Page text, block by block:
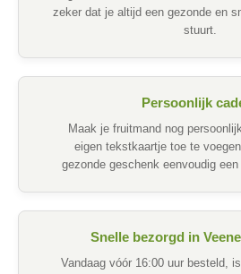
zeker dat je altijd een gezonde en
stuurt.
Persoonlijk
Maak je fruitmand nog
eigen tekstkaartje toe te
gezonde geschenk eenvoudig
Snelle bezorgd in
Vandaag vóór 16:00 uur besteld,